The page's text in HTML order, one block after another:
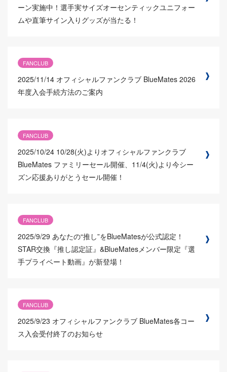
ーン実施中！選手実サイズオーセンティックユニフォー
ムや直筆サイン入りグッズが当たる！
FANCLUB
2025/11/14 オフィシャルファンクラブ BlueMates 2026
年度入会手続方法のご案内
FANCLUB
2025/10/24 10/28(火)よりオフィシャルファンクラブ
BlueMates ファミリーセール開催、11/4(火)より今シー
ズン応援ありがとうセール開催！
FANCLUB
2025/9/29 あなたの“推し”をBlueMatesが公式認定！
STAR交換『推し認定証』&BlueMatesメンバー限定『選
手プライベート動画』が新登場！
FANCLUB
2025/9/23 オフィシャルファンクラブ BlueMates各コー
ス入会受付終了のお知らせ